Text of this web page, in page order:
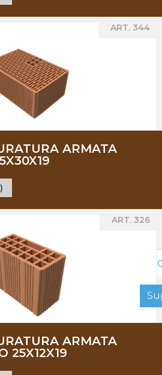
ART. 344
ARMATA
ART. 326
ARMATA
25X12X19